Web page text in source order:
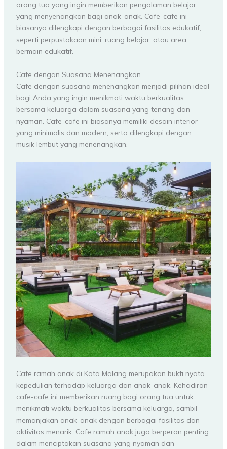
orang tua yang ingin memberikan pengalaman belajar
yang menyenangkan bagi anak-anak. Cafe-cafe ini
biasanya dilengkapi dengan berbagai fasilitas edukatif,
seperti perpustakaan mini, ruang belajar, atau area
bermain edukatif.
Cafe dengan Suasana Menenangkan
Cafe dengan suasana menenangkan menjadi pilihan ideal
bagi Anda yang ingin menikmati waktu berkualitas
bersama keluarga dalam suasana yang tenang dan
nyaman. Cafe-cafe ini biasanya memiliki desain interior
yang minimalis dan modern, serta dilengkapi dengan
musik lembut yang menenangkan.
Cafe ramah anak di Kota Malang merupakan bukti nyata
kepedulian terhadap keluarga dan anak-anak. Kehadiran
cafe-cafe ini memberikan ruang bagi orang tua untuk
menikmati waktu berkualitas bersama keluarga, sambil
memanjakan anak-anak dengan berbagai fasilitas dan
aktivitas menarik. Cafe ramah anak juga berperan penting
dalam menciptakan suasana yang nyaman dan